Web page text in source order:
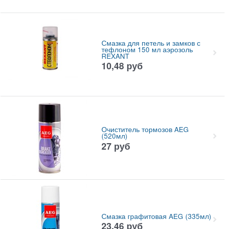
Смазка для петель и замков с
тефлоном 150 мл аэрозоль
REXANT
10,48 руб
Очиститель тормозов AEG
(520мл)
27 руб
Смазка графитовая AEG (335мл)
23,46 руб